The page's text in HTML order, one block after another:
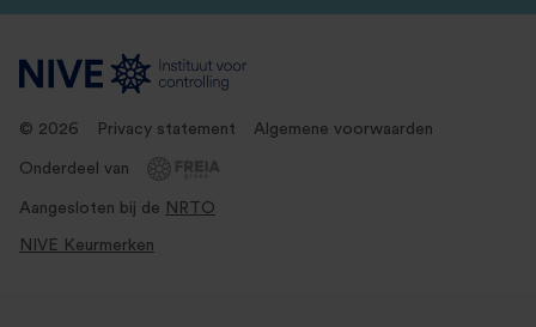
© 2026 Privacy statement Algemene voorwaarden
Onderdeel van
Aangesloten bij de NRTO
NIVE Keurmerken